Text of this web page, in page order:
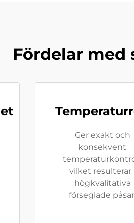
Fördelar med
Ger exakt och
konsekvent
vilket resulterar
högkvalitativa
förseglade